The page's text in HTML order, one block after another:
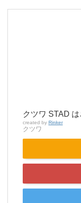
クツワ STAD
created by Rinker
クツワ